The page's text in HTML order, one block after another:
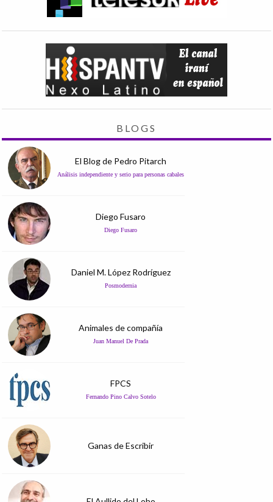
BLOGS
El Blog de Pedro Pitarch
Análisis independiente y serio para personas cabales
Diego Fusaro
Diego Fusaro
Daniel M. López Rodríguez
Posmodernia
Animales de compañía
Juan Manuel De Prada
FPCS
Fernando Pino Calvo Sotelo
Ganas de Escribir